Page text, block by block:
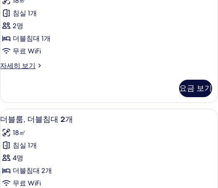
능
한
터
룸
사
진
모
보
침실 1개
2명
더블침대 1개
무료 WiFi
자세히 보기
더
세
히
보
기
요금 보기
더
블
룸,
더
블
침
더블룸, 더블침대 2개 | 책상, 노트북
5
더블룸, 더블침대 2개
18㎡
침실 1개
4명
더블침대 2개
무료 WiFi